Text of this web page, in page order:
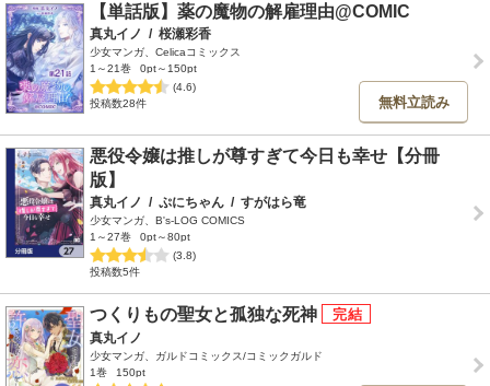
【単話版】薬の魔物の解雇理由@COMIC
真丸イノ / 桜瀬彩香
少女マンガ、Celicaコミックス
1～21巻
0pt～150pt
(4.6)
投稿数28件
無料立読み
悪役令嬢は推しが尊すぎて今日も幸せ【分冊
版】
真丸イノ / ぷにちゃん / すがはら竜
少女マンガ、B's-LOG COMICS
1～27巻
0pt～80pt
(3.8)
投稿数5件
つくりもの聖女と孤独な死神
真丸イノ
少女マンガ、ガルドコミックス/コミックガルド
1巻
150pt